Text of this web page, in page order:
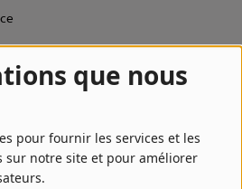
que nous
pour fournir les services et les
sur notre site et pour améliorer